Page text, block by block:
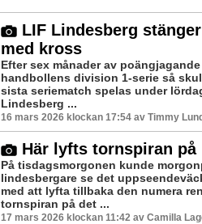
LIF Lindesberg
med kross
Efter sex månader av
handbollens division 1-serie så
sista seriematch spelas under
Lindesberg ...
16 mars 2026 klockan 17:54 av Timmy
Här lyfts tornspiran på
På tisdagsmorgonen kunde
lindesbergare se det
med att lyfta tillbaka den numera
tornspiran på det ...
17 mars 2026 klockan 11:42 av Camilla